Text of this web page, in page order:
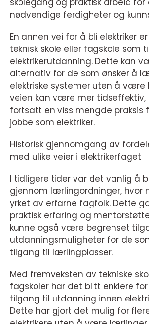
skolegang og praktisk arbeid for
nødvendige ferdigheter og
En annen vei for å bli elektriker
teknisk skole eller fagskole som
elektrikerutdanning. Dette kan
alternativ for de som ønsker å
elektriske systemer uten å være
veien kan være mer tidseffektiv,
fortsatt en viss mengde praksis
jobbe som elektriker.
Historisk gjennomgang av
med ulike veier i elektrikerfaget
I tidligere tider var det vanlig å
gjennom lærlingordninger, hvor
yrket av erfarne fagfolk. Dette
praktisk erfaring og
kunne også være begrenset
utdanningsmuligheter for de
tilgang til lærlingplasser.
Med fremveksten av tekniske
fagskoler har det blitt enklere
tilgang til utdanning innen
Dette har gjort det mulig for